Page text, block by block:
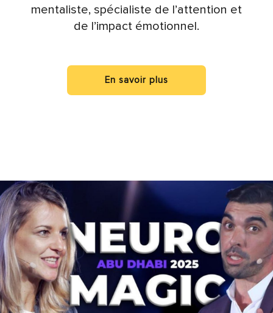
mentaliste, spécialiste de l’attention et
de l’impact émotionnel.
En savoir plus